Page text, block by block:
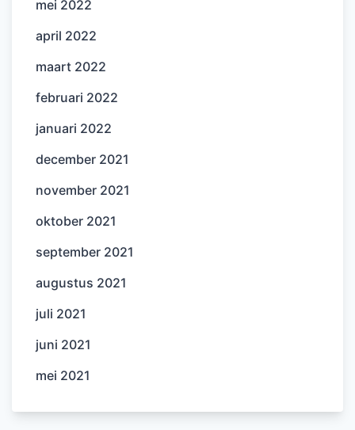
mei 2022
april 2022
maart 2022
februari 2022
januari 2022
december 2021
november 2021
oktober 2021
september 2021
augustus 2021
juli 2021
juni 2021
mei 2021